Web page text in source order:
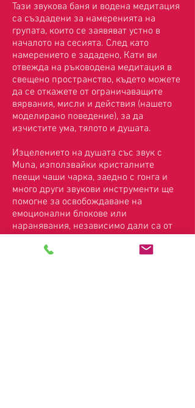
Тази звукова баня и водена медитация
са създадени за намеренията на
групата, които се заявяват устно в
началото на сесията. След като
намерението е зададено, Кати ви
отвежда на ръководена медитация в
свещено пространство, където можете
да се откажете от ограничаващите
вярвания, мисли и действия (нашето
моделирано поведение), за да
изчистите ума, тялото и душата.
Изцелението на душата със звук с
Muna, използвайки кристалните
пеещи чаши чарка, заедно с гонга и
много други звукови инструменти ще
помогне за освобождаване на
емоционални блокове или
наранявания, независимо дали са от
постигнете баланс, позволявайки ви